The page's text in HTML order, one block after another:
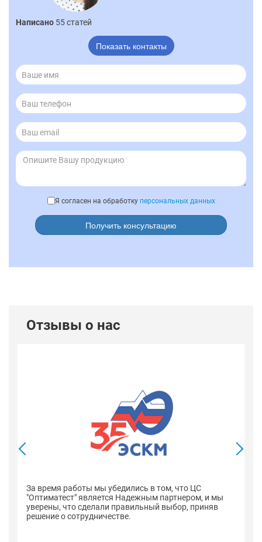
Написано 55 статей
Показать контакты
Я согласен на обработку персональных данных
Получить консультацию
Отзывы о нас
За время работы мы убедились в том, что ЦС
"Оптиматест" является Надежным партнером, и мы
уверены, что сделали правильный выбор, приняв
решение о сотрудничестве.